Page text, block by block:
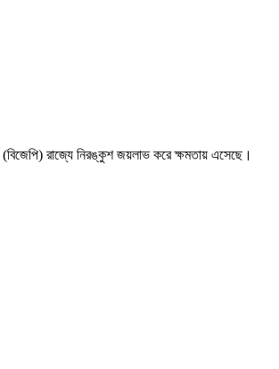
(বিজেপি) রাজ্যে নিরঙ্কুশ জয়লাভ করে ক্ষমতায় এসেছে।